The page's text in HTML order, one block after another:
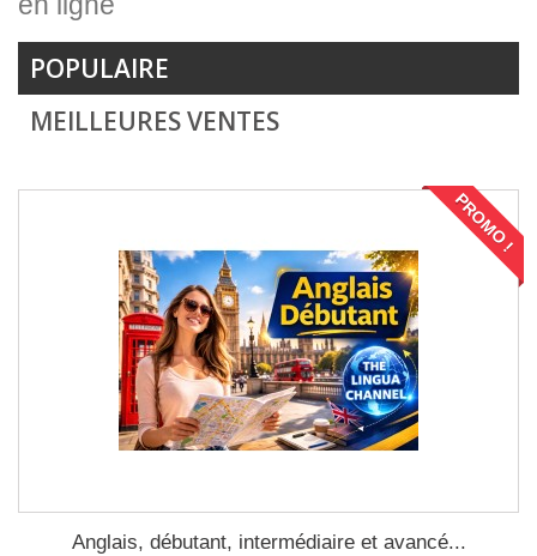
POPULAIRE
MEILLEURES VENTES
PROMO !
Anglais, débutant, intermédiaire et avancé...